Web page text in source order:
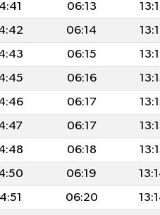
06:13
06:14
06:15
06:16
06:17
06:17
06:18
06:19
06:20